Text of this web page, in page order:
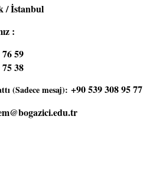
/ İstanbul
:
59
38
(Sadece mesaj): +90 539 308 95 77